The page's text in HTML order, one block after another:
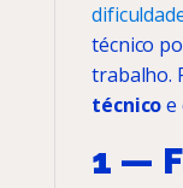
técnico
trabalho.
técnicoe
1 —